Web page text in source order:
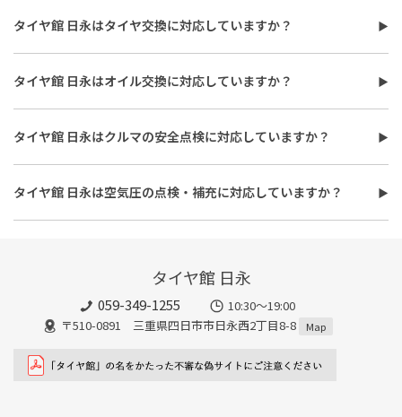
タイヤ館 日永はタイヤ交換に対応していますか？
タイヤ館 日永はタイヤ交換に対応しています。
費用は、タイヤ交換工賃のほかに、タイヤ本体の価格やホイール
バランス調整、使用済みタイヤ処分費用などがかかる場合があり
ます。
また、作業時間は最短で約30分程度ですが、作業内容や交換本
数、車種により異なり、時間がかかる場合もございます。詳細は店
舗スタッフまでお気軽にご相談ください
タイヤ館 日永はオイル交換に対応していますか？
タイヤ館 日永はオイル交換に対応しています。
使用するオイルの種類（鉱物油・部分合成油・全合成油）や粘
度、交換量によって費用が変わります。工賃やフィルター代を含め
た交換費用については、店舗スタッフまでお問い合わせくださ
い。
また、所要時間は最短約30分程度になります。こちらもオイルフ
ィルターの同時交換や、在庫・車種、作業時期等により時間が変
タイヤ館 日永はクルマの安全点検に対応していますか？
タイヤ館 日永はおクルマの安全点検に対応しています。最短30
分、無料で対応させていただきます。
タイヤ館 日永は空気圧の点検・補充に対応していますか？
タイヤ館 日永は空気圧の点検・補充に対応しています。最短15
タイヤ館 日永
059-349-1255
10:30～19:00
〒510-0891 三重県四日市市日永西2丁目8-8
Map